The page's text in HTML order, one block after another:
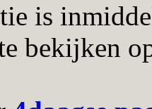
is
bekijken